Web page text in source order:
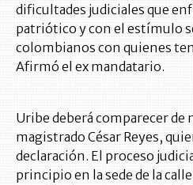
dificultades judiciales que
patriótico y con el estímulo
colombianos con quienes
Afirmó el ex mandatario.
Uribe deberá comparecer de
magistrado César Reyes,
declaración. El proceso
principio en la sede de la